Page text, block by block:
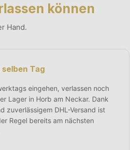
können
Hand.
Tag
eingehen, verlassen noch
Lager in Horb am Neckar. Dank
zuverlässigem DHL-Versand ist
Regel bereits am nächsten